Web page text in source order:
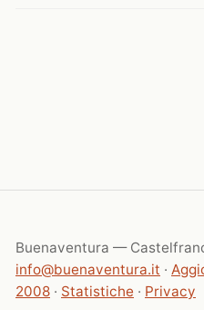
Buenaventura —
info@buenaventura.it ·
2008 · Statistiche · Privacy